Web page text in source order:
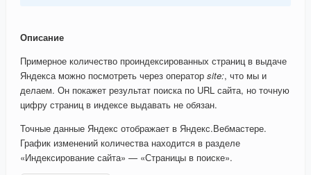
Описание
Примерное количество проиндексированных страниц в выдаче
Яндекса можно посмотреть через оператор site:, что мы и
делаем. Он покажет результат поиска по URL сайта, но точную
цифру страниц в индексе выдавать не обязан.
Точные данные Яндекс отображает в Яндекс.Вебмастере.
График изменений количества находится в разделе
«Индексирование сайта» — «Страницы в поиске».